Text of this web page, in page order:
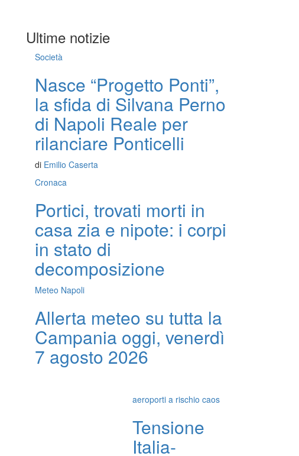
Ultime notizie
Società
Nasce “Progetto Ponti”,
la sfida di Silvana Perno
di Napoli Reale per
rilanciare Ponticelli
di Emilio Caserta
Cronaca
Portici, trovati morti in
casa zia e nipote: i corpi
in stato di
decomposizione
Meteo Napoli
Allerta meteo su tutta la
Campania oggi, venerdì
7 agosto 2026
aeroporti a rischio caos
Tensione
Italia-